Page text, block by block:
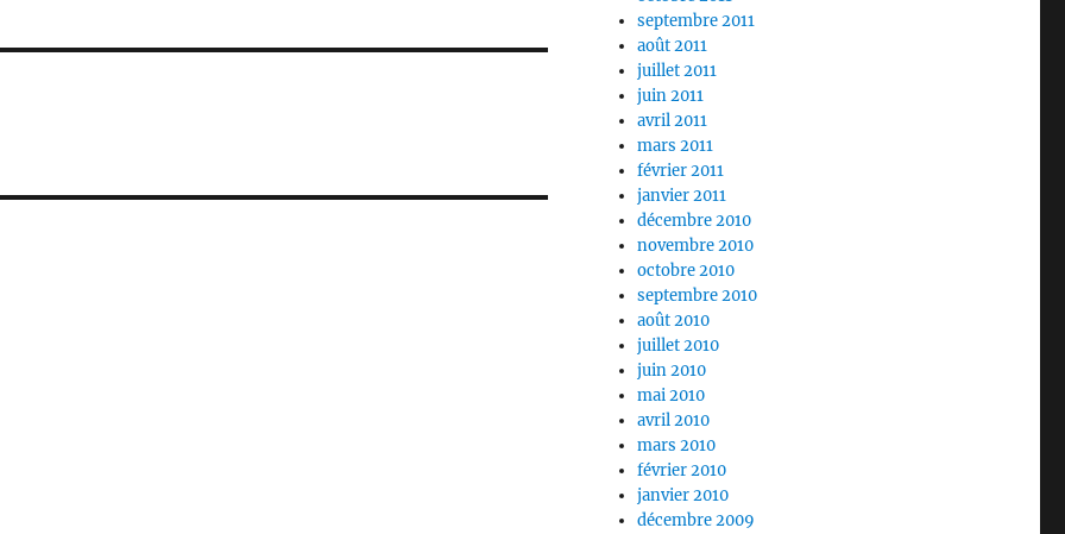
septembre 2011
août 2011
juillet 2011
juin 2011
avril 2011
mars 2011
février 2011
janvier 2011
décembre 2010
novembre 2010
octobre 2010
septembre 2010
août 2010
juillet 2010
juin 2010
mai 2010
avril 2010
mars 2010
février 2010
janvier 2010
décembre 2009